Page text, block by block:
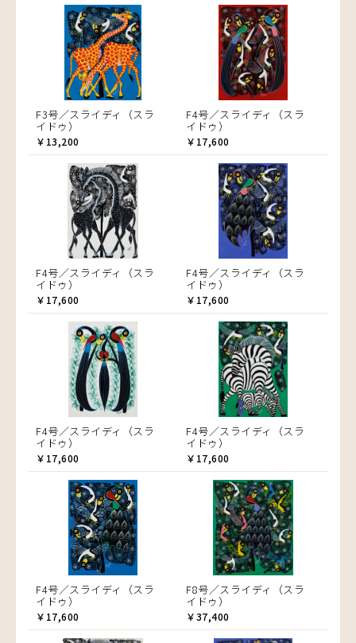
F3号／スライディ（スラ
イドゥ）
￥13,200
F4号／スライディ（スラ
イドゥ）
￥17,600
F4号／スライディ（スラ
イドゥ）
￥17,600
F4号／スライディ（スラ
イドゥ）
￥17,600
F4号／スライディ（スラ
イドゥ）
￥17,600
F4号／スライディ（スラ
イドゥ）
￥17,600
F4号／スライディ（スラ
イドゥ）
￥17,600
F8号／スライディ（スラ
イドゥ）
￥37,400